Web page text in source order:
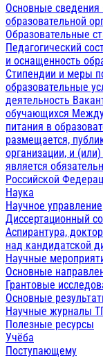
Основные сведения
образовательной
Образовательные
Педагогический
и оснащенность
Стипендии и меры
образовательные
деятельность
обучающихся
питания в
размещается,
организации, и
является
Российской
Наука
Научное управление
Диссертационный
Аспирантура,
над кандидатской
Научные
Основные
Грантовые
Основные
Научные журналы
Полезные ресурсы
Учёба
Поступающему